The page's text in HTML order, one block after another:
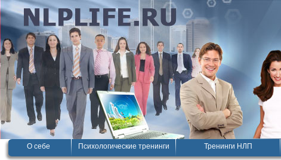
О себе Психологические тренинги Тренинги НЛП